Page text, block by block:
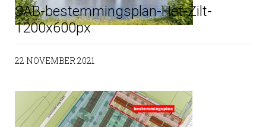
SAB-bestemmingsplan-Het-Zilt-
1200x600px
22 NOVEMBER 2021